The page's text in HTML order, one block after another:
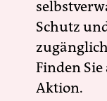
Schutz
Finden
Aktion.